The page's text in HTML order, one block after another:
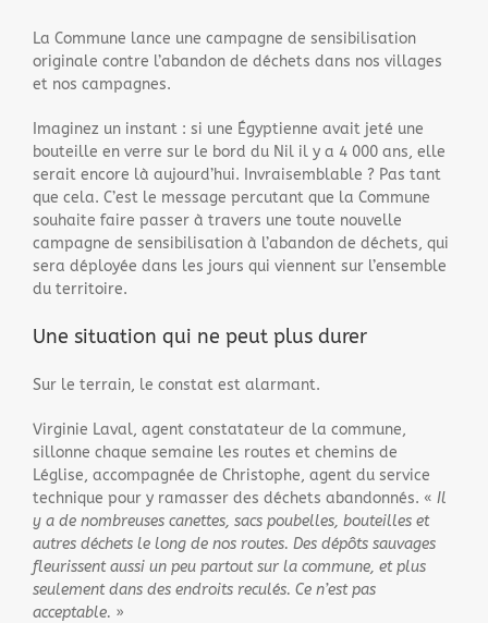
La Commune lance une campagne de sensibilisation
originale contre l’abandon de déchets dans nos villages
et nos campagnes.
Imaginez un instant : si une Égyptienne avait jeté une
bouteille en verre sur le bord du Nil il y a 4 000 ans, elle
serait encore là aujourd’hui. Invraisemblable ? Pas tant
que cela. C’est le message percutant que la Commune
souhaite faire passer à travers une toute nouvelle
campagne de sensibilisation à l’abandon de déchets, qui
sera déployée dans les jours qui viennent sur l’ensemble
du territoire.
Une situation qui ne peut plus durer
Sur le terrain, le constat est alarmant.
Virginie Laval, agent constatateur de la commune,
sillonne chaque semaine les routes et chemins de
Léglise, accompagnée de Christophe, agent du service
technique pour y ramasser des déchets abandonnés. « Il
y a de nombreuses canettes, sacs poubelles, bouteilles et
autres déchets le long de nos routes. Des dépôts sauvages
fleurissent aussi un peu partout sur la commune, et plus
seulement dans des endroits reculés. Ce n’est pas
acceptable. »